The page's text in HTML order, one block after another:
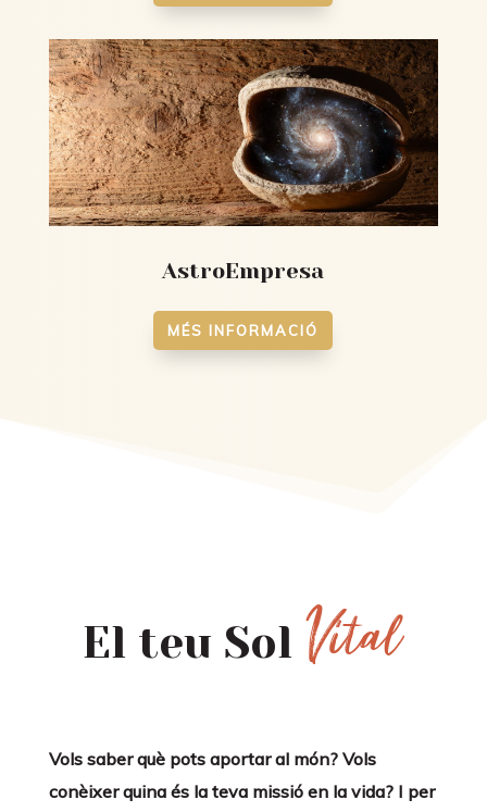
AstroEmpresa
MÉS INFORMACIÓ
El teu Sol Vital
Vols saber què pots aportar al món? Vols
conèixer quina és la teva missió en la vida? I per